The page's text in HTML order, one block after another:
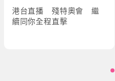
港台直播 殘特奧會 繼
續同你全程直擊